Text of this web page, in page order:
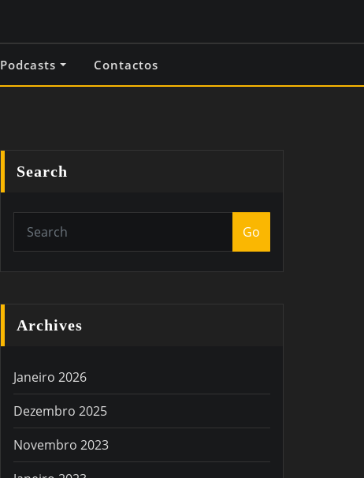
Podcasts Contactos
Search
Go
Archives
Janeiro 2026
Dezembro 2025
Novembro 2023